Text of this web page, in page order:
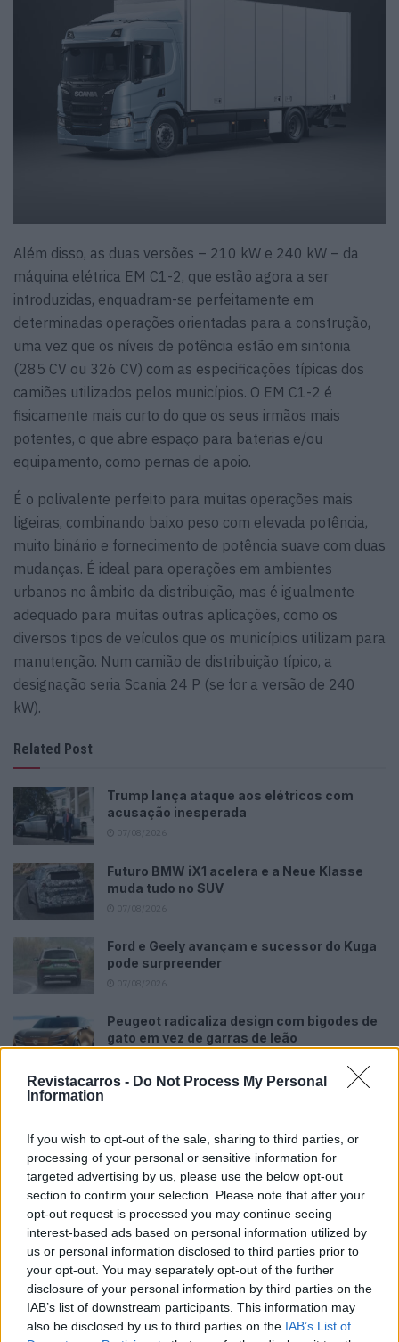
Revistacarros - Do Not Process My Personal
Information
If you wish to opt-out of the sale, sharing to third parties, or
processing of your personal or sensitive information for
targeted advertising by us, please use the below opt-out
section to confirm your selection. Please note that after your
opt-out request is processed you may continue seeing
interest-based ads based on personal information utilized by
us or personal information disclosed to third parties prior to
your opt-out. You may separately opt-out of the further
disclosure of your personal information by third parties on the
IAB’s list of downstream participants. This information may
also be disclosed by us to third parties on the IAB’s List of
Além disso, as duas versões – 210 kW e 240 kW – da
máquina elétrica EM C1-2, que estão agora a ser
introduzidas, enquadram-se perfeitamente em
determinadas operações orientadas para a construção,
uma vez que os níveis de potência estão em sintonia
(285 CV ou 326 CV) com as especificações típicas dos
camiões utilizados pelos municípios. O EM C1-2 é
fisicamente mais curto do que os seus irmãos mais
potentes, o que abre espaço para baterias e/ou
equipamento, como pernas de apoio.
É o polivalente perfeito para muitas operações mais
ligeiras, combinando baixo peso com elevada potência,
muito binário e fornecimento de potência suave com duas
mudanças. É ideal para operações em ambientes
urbanos no âmbito da distribuição, mas é igualmente
adequado para muitas outras aplicações, como os
diversos tipos de veículos que os municípios utilizam para
manutenção. Num camião de distribuição típico, a
designação seria Scania 24 P (se for a versão de 240
kW).
Related Post
Trump lança ataque aos elétricos com
acusação inesperada
Futuro BMW iX1 acelera e a Neue Klasse
muda tudo no SUV
Ford e Geely avançam e sucessor do Kuga
pode surpreender
Peugeot radicaliza design com bigodes de
gato em vez de garras de leão
O mercado dos veículos elétricos está a amadurecer
mais rapidamente em algumas áreas do que em outras. A
maior parte está relacionada com a disponibilidade de
uma infraestrutura de carregamento (e o acesso ao
fornecimento de energia). No entanto, encontrar a
solução de carregamento correta não tem de ser
complicado: A Scania pode orientar o cliente ao longo de